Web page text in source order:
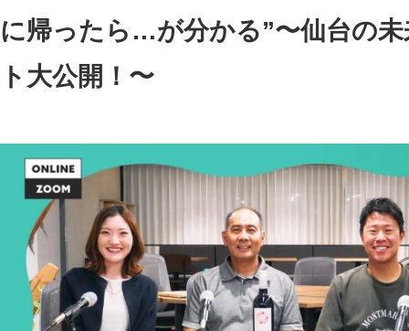
に帰ったら…が分かる”〜仙台の
ト大公開！〜